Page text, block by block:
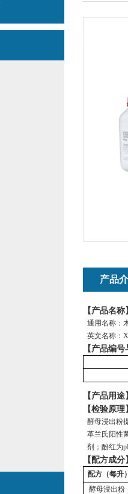
产品
【产品名称
通用名称：
英文名称：
【产品编
【产品用途
【检验原理
酵母浸出粉
革兰氏阳性
剂；酚红为
【配方成分
配方（每升
酵母浸出粉